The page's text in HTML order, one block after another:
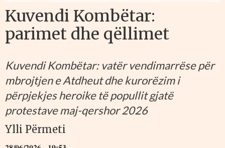
Kuvendi Kombëtar:
parimet dhe qëllimet
Kuvendi Kombëtar: vatër vendimarrëse për
mbrojtjen e Atdheut dhe kurorëzim i
përpjekjes heroike të popullit gjatë
protestave maj-qershor 2026
Ylli Përmeti